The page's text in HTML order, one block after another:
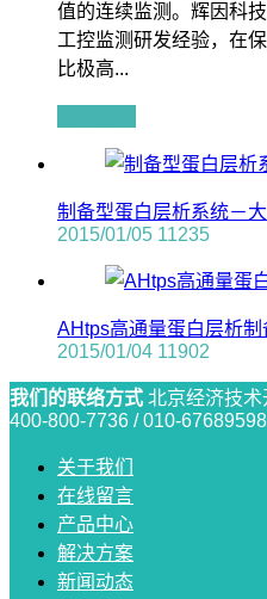
值的连续监测。辉因科
工控监测研发经验，在
比极高...
制备型蛋白层析系统－
2015/01/05 11235
AHtps高通量蛋白层析制
2015/01/04 11902
我们的联络方式 北京经济技
400-800-7736 / 010-67689598
关于我们
在线留言
产品中心
解决方案
新闻动态